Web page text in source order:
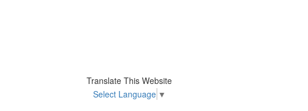
Translate This Website
Select Language ▼